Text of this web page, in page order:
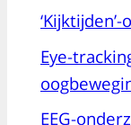
Eye-
EEG-